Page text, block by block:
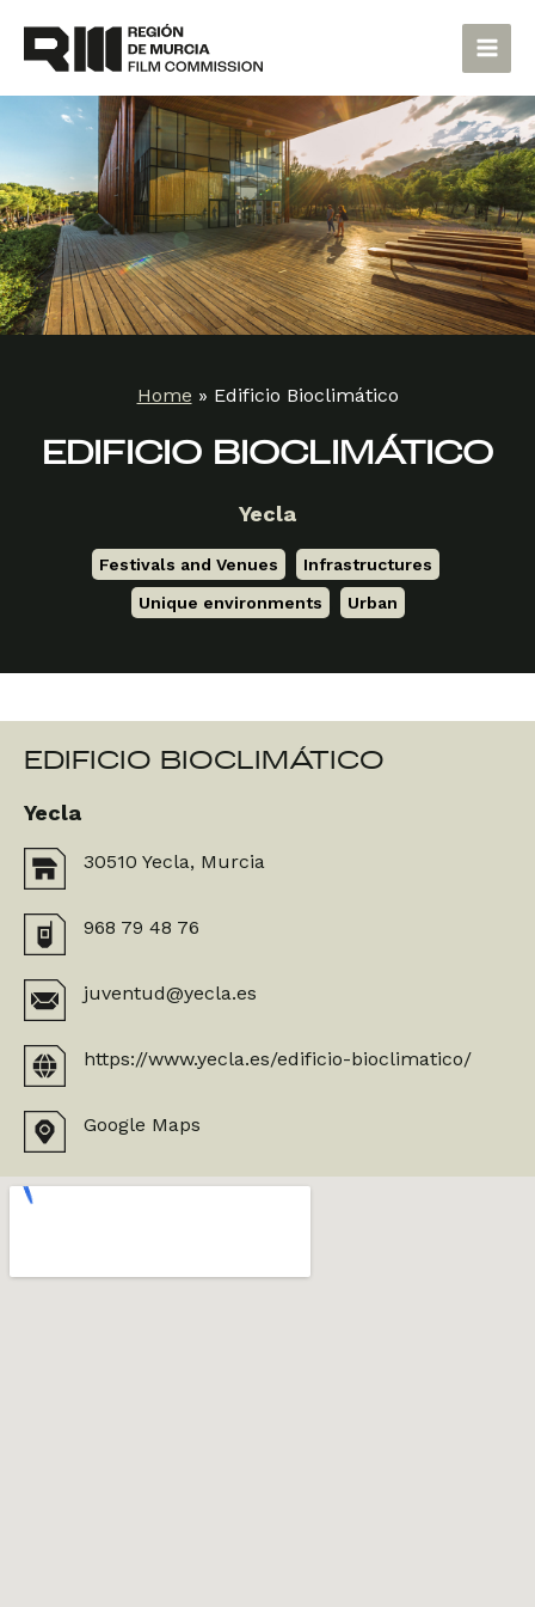
content
Main
Home » Edificio Bioclimático
EDIFICIO BIOCLIMÁTICO
Yecla
Festivals and Venues Infrastructures
Unique environments
Urban
EDIFICIO BIOCLIMÁTICO
Yecla
30510 Yecla, Murcia
968 79 48 76
juventud@yecla.es
https://www.yecla.es/edificio-bioclimatico/
Google Maps